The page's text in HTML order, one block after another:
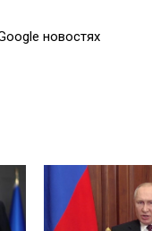
новостях